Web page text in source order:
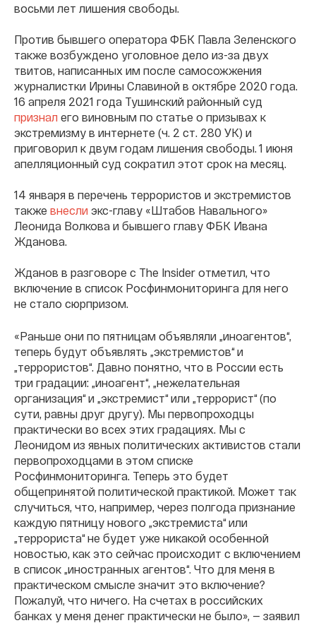
восьми лет лишения свободы.
Против бывшего оператора ФБК Павла Зеленского
также возбуждено уголовное дело из-за двух
твитов, написанных им после самосожжения
журналистки Ирины Славиной в октябре 2020 года.
16 апреля 2021 года Тушинский районный суд
признал его виновным по статье о призывах к
экстремизму в интернете (ч. 2 ст. 280 УК) и
приговорил к двум годам лишения свободы. 1 июня
апелляционный суд сократил этот срок на месяц.
14 января в перечень террористов и экстремистов
также внесли экс-главу «Штабов Навального»
Леонида Волкова и бывшего главу ФБК Ивана
Жданова.
Жданов в разговоре с The Insider отметил, что
включение в список Росфинмониторинга для него
не стало сюрпризом.
«Раньше они по пятницам объявляли „иноагентов“,
теперь будут объявлять „экстремистов“ и
„террористов“. Давно понятно, что в России есть
три градации: „иноагент“, „нежелательная
организация“ и „экстремист“ или „террорист“ (по
сути, равны друг другу). Мы первопроходцы
практически во всех этих градациях. Мы с
Леонидом из явных политических активистов стали
первопроходцами в этом списке
Росфинмониторинга. Теперь это будет
общепринятой политической практикой. Может так
случиться, что, например, через полгода признание
каждую пятницу нового „экстремиста“ или
„террориста“ не будет уже никакой особенной
новостью, как это сейчас происходит с включением
в список „иностранных агентов“. Что для меня в
практическом смысле значит это включение?
Пожалуй, что ничего. На счетах в российских
банках у меня денег практически не было», — заявил